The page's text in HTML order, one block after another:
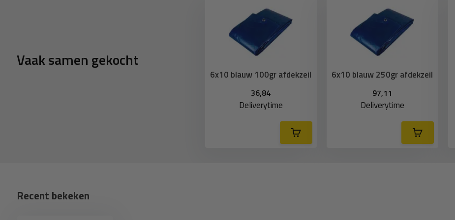
Vaak samen gekocht
6x10 blauw 100gr afdekzeil
36,84
Deliverytime
6x10 blauw 250gr afdekzeil
97,11
Deliverytime
Recent bekeken